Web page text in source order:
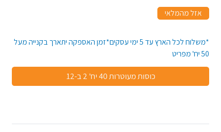
אזל מהמלאי
*משלוח לכל הארץ עד 5 ימי עסקים*זמן האספקה יתארך בקנייה מעל
50 יח' מפריט
כוסות מעוטרות 40 יח' 2 ב-12